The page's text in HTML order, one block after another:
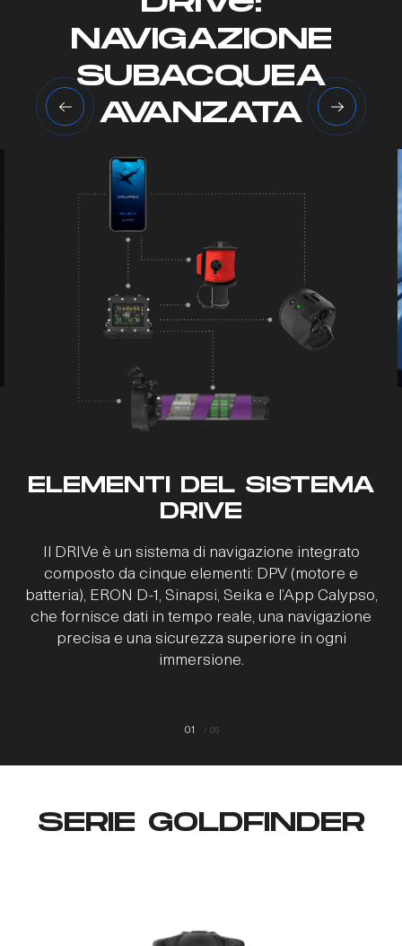
NAVIGAZIONE
SUBACQUEA
AVANZATA
Android e iOS, migliora la navigazione subacquea
registrando i dati chiave del DPV prima e dopo
Pienamente compatibile con l’intera linea di DPV
SUEX, si connette in modalità wireless con la
dashboard ERON D-1.​
ELEMENTI DEL SISTEMA
DRIVE
Il DRIVe è un sistema di navigazione integrato
composto da cinque elementi: DPV (motore e
batteria), ERON D-1, Sinapsi, Seika e l’App Calypso,
che fornisce dati in tempo reale, una navigazione
precisa e una sicurezza superiore in ogni
immersione.​
completo che fornisce informazioni come profondità
attuale/massima, timer di fondo e registro delle
navigazione tecnica subacquea in grado di ricevere,
tramite connessione wireless, i dati telemetrici
provenienti dal DPV.​
01 / 05
SERIE GOLDFINDER